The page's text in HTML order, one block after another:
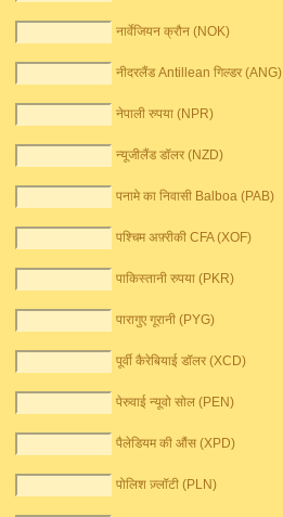
नार्वेजियन क्रौन (NOK)
नीदरलैंड Antillean गिल्डर (ANG)
नेपाली रुपया (NPR)
न्यूजीलैंड डॉलर (NZD)
पनामे का निवासी Balboa (PAB)
पश्चिम अफ़्रीकी CFA (XOF)
पाकिस्तानी रुपया (PKR)
पारागुए गूरानी (PYG)
पूर्वी कैरेबियाई डॉलर (XCD)
पेरुवाई न्यूवो सोल (PEN)
पैलेडियम की औंस (XPD)
पोलिश ज़्लॉटी (PLN)